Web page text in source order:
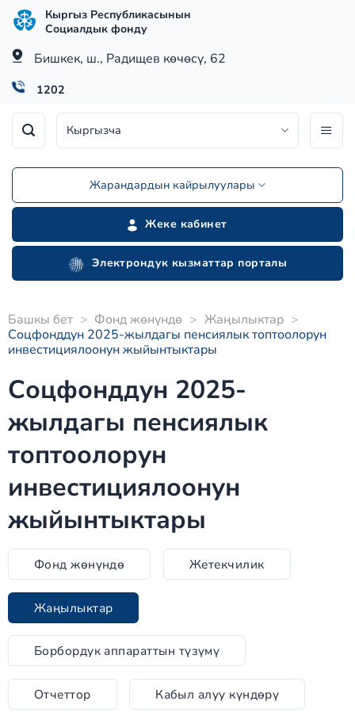
Skip
content
Кыргыз Республикасынын
Социалдык фонду
Бишкек, ш., Радищев көчөсү, 62
1202
Кыргызча
Жарандардын кайрылуулары
Жеке кабинет
Электрондук кызматтар порталы
Башкы бет > Фонд жөнүндө > Жаңылыктар >
Соцфонддун 2025-жылдагы пенсиялык топтоолорун
инвестициялоонун жыйынтыктары
Соцфонддун 2025-
жылдагы пенсиялык
топтоолорун
инвестициялоонун
жыйынтыктары
Фонд жөнүндө Жетекчилик
Жаңылыктар
Борбордук аппараттын түзүмү
Отчеттор Кабыл алуу күндөрү